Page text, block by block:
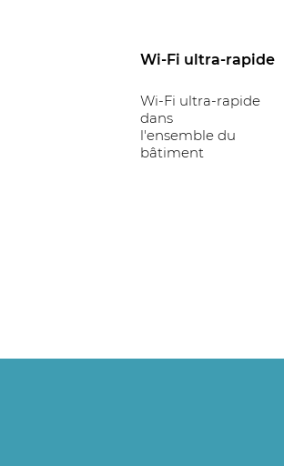
Wi-Fi ultra-rapide
Wi-Fi ultra-rapide
dans
l'ensemble du
bâtiment